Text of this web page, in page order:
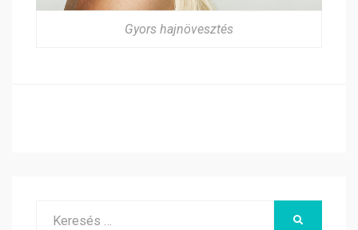
Gyors hajnövesztés